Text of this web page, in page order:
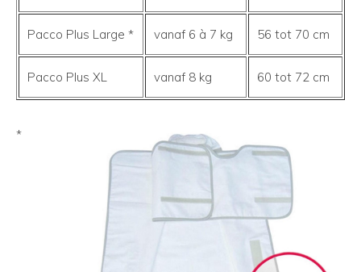
Pacco Plus Large * vanaf 6 à 7 kg 56 tot 70 cm
Pacco Plus XL vanaf 8 kg 60 tot 72 cm
*